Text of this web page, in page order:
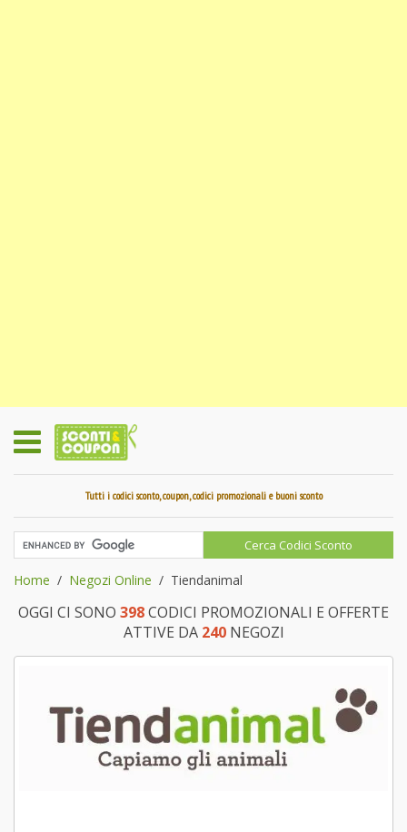
Tutti i codici sconto, coupon, codici promozionali e buoni sconto
Home Negozi Online Tiendanimal
OGGI CI SONO 398CODICI PROMOZIONALI E OFFERTE
ATTIVE DA 240NEGOZI